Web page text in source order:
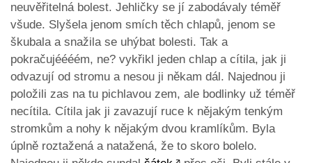
neuvěřitelná bolest. Jehličky se jí zabodávaly téměř
všude. Slyšela jenom smích těch chlapů, jenom se
škubala a snažila se uhýbat bolesti. Tak a
pokračujéééém, ne? vykřikl jeden chlap a cítila, jak ji
odvazují od stromu a nesou ji někam dál. Najednou ji
položili zas na tu pichlavou zem, ale bodlinky už téměř
necítila. Cítila jak ji zavazují ruce k nějakým tenkým
stromkům a nohy k nějakým dvou kramlíkům. Byla
úplně roztažená a natažená, že to skoro bolelo.